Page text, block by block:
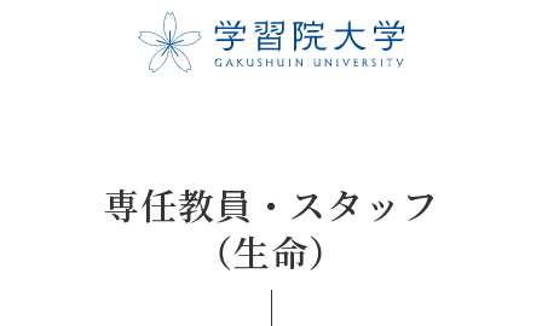
専任教員・スタッフ
（生命）